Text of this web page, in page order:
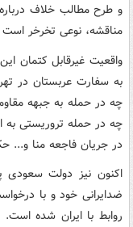
و طرح مطالب خلاف
مناقشه، نوعی تخرخر است
واقعیت غیرقابل کتمان
به سفارت عربستان در
چه در حمله به جبهه
چه در حمله تروریستی به
در جریان فاجعه منا و...
ضدایرانی خود و با
روابط با ایران شده